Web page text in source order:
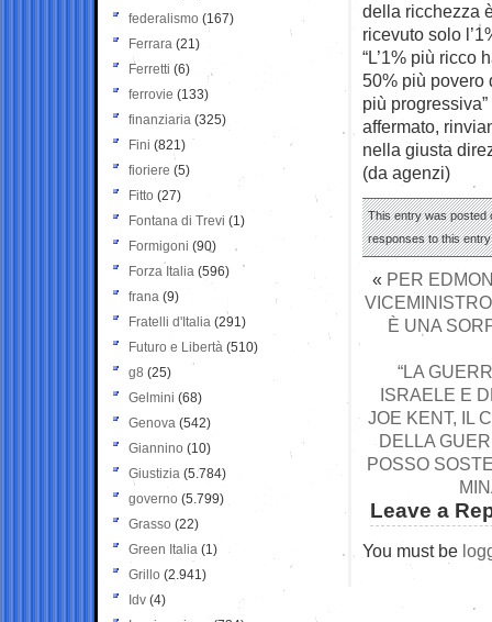
della ricchezza
ricevuto solo
“L’1% più ricco
50% più povero
più
affermato,
nella giusta
(da agenzi)
This entry was posted
responses to this
« PER
È UNA
“LA
ISRAELE E
JOE KENT, IL
DELLA
POSSO
Leave a
You must be
federalismo (167)
Ferrara (21)
Ferretti (6)
ferrovie (133)
finanziaria (325)
Fini (821)
fioriere (5)
Fitto (27)
Fontana di Trevi (1)
Formigoni (90)
Forza Italia (596)
frana (9)
Fratelli d'Italia (291)
Futuro e Libertà (510)
g8 (25)
Gelmini (68)
Genova (542)
Giannino (10)
Giustizia (5.784)
governo (5.799)
Grasso (22)
Green Italia (1)
Grillo (2.941)
Idv (4)